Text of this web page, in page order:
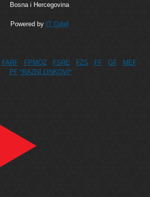
Bosna i Hercegovina
Powered by IT Odjel
FARF FPMOZ FSRE FZS FF GF
MEF
PF *RAZNI LINKOVI*